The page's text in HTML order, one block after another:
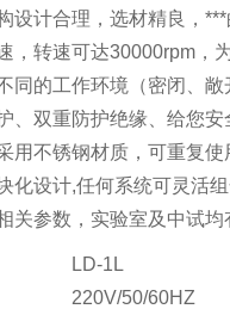
设计合理，选材精良，
，转速可达30000rpm，
同的工作环境（密闭、敞
、双重防护绝缘、给您安
用不锈钢材质，可重复
化设计,任何系统可灵活
关参数，实验室及中试均
LD-1L
220V/50/60HZ